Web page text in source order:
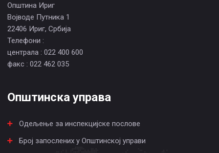
Општина Ириг
Војводе Путника 1
22406 Ириг, Србија
Телефони :
централа : 022 400 600
факс : 022 462 035
Општинска управа
Одељење за инспекцијске послове
Број запослених у Општинској управи